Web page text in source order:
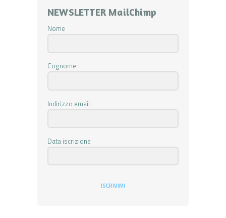
NEWSLETTER MailChimp
Nome
Cognome
Indirizzo email
Data iscrizione
ISCRIVIMI